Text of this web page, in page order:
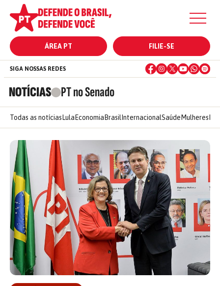
ÁREA PT FILIE-SE
NOTÍCIAS PT no Senado
SIGA NOSSAS REDES
Todas as notícias Lula Economia Brasil InternacionalSaúde Mulheres